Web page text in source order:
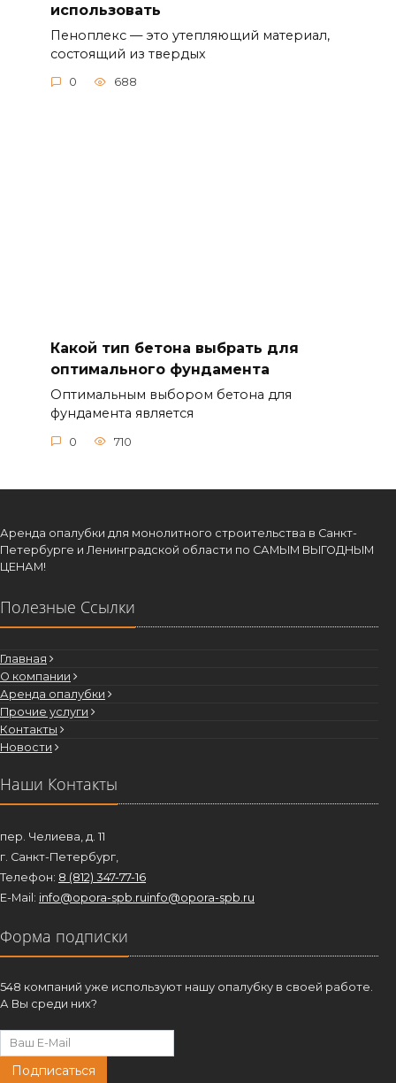
использовать
Пеноплекс — это утепляющий материал,
состоящий из твердых
0 688
Какой тип бетона выбрать для
оптимального фундамента
Оптимальным выбором бетона для
фундамента является
0 710
Аренда опалубки для монолитного строительства в Санкт-
Петербурге и Ленинградской области по САМЫМ ВЫГОДНЫМ
ЦЕНАМ!
Полезные Ссылки
Главная
О компании
Аренда опалубки
Прочие услуги
Контакты
Новости
Наши Контакты
пер. Челиева, д. 11
г. Санкт-Петербург,
Телефон: 8 (812) 347-77-16
E-Mail: info@opora-spb.ruinfo@opora-spb.ru
Форма подписки
548 компаний уже используют нашу опалубку в своей работе.
А Вы среди них?
Подписаться